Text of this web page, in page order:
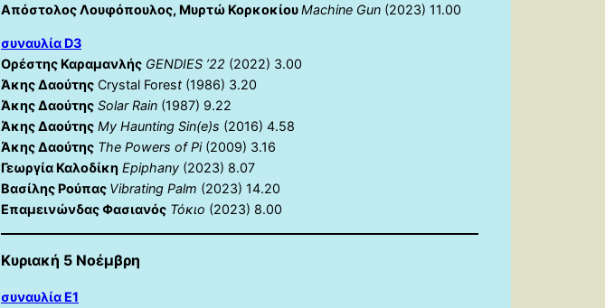
Απόστολος Λουφόπουλος, Μυρτώ ΚορκοκίουMachine Gun (2023) 11.00
συναυλία D3
Ορέστης Καραμανλής GENDIES ’22 (2022) 3.00
Άκης Δαούτης Crystal Forest (1986) 3.20
Άκης Δαούτης Solar Rain (1987) 9.22
Άκης Δαούτης My Haunting Sin(e)s (2016) 4.58
Άκης Δαούτης The Powers of Pi (2009) 3.16
Γεωργία Καλοδίκη Epiphany (2023) 8.07
Βασίλης Ρούπας Vibrating Palm (2023) 14.20
Επαμεινώνδας Φασιανός Τόκιο (2023) 8.00
Κυριακή 5 Νοέμβρη
συναυλία E1